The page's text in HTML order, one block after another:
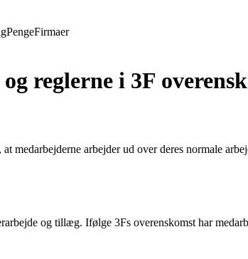
PengeFirmaer
reglerne i 3F
medarbejderne arbejder ud over deres normale
og tillæg. Ifølge 3Fs overenskomst har